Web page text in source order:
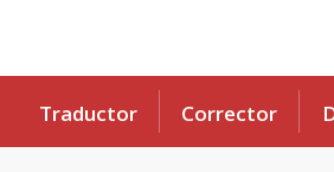
Traductor Corrector